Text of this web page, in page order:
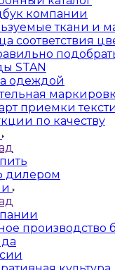
компании
ткани и
соответствия
STAN
одеждой
приемки
по качеству
дилером
производство